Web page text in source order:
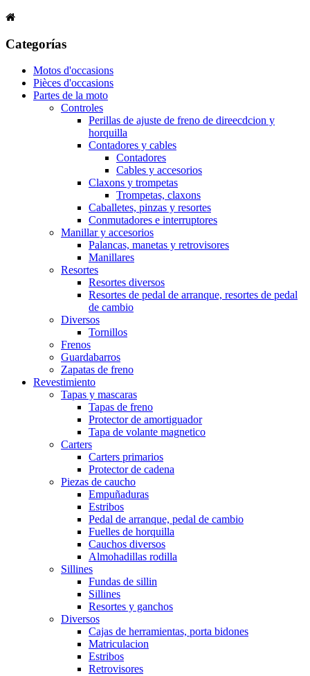
Categorías
Motos d'occasions
Pièces d'occasions
Partes de la moto
Controles
Perillas de ajuste de freno de direecdcion y
horquilla
Contadores y cables
Contadores
Cables y accesorios
Claxons y trompetas
Trompetas, claxons
Caballetes, pinzas y resortes
Conmutadores e interruptores
Manillar y accesorios
Palancas, manetas y retrovisores
Manillares
Resortes
Resortes diversos
Resortes de pedal de arranque, resortes de pedal
de cambio
Diversos
Tornillos
Frenos
Guardabarros
Zapatas de freno
Revestimiento
Tapas y mascaras
Tapas de freno
Protector de amortiguador
Tapa de volante magnetico
Carters
Carters primarios
Protector de cadena
Piezas de caucho
Empuñaduras
Estribos
Pedal de arranque, pedal de cambio
Fuelles de horquilla
Cauchos diversos
Almohadillas rodilla
Sillines
Fundas de sillin
Sillines
Resortes y ganchos
Diversos
Cajas de herramientas, porta bidones
Matriculacion
Estribos
Retrovisores